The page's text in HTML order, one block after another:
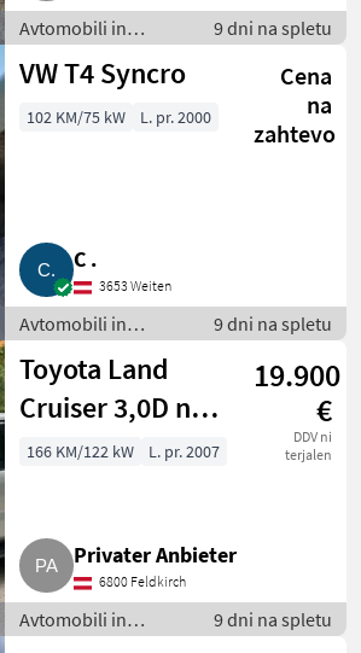
Avtomobili in
motorna kolesa /
Terensko vozilo -
9 dni na spletu
VW T4 Syncro
Cena
na
zahtevo
102 KM/75 kW L. pr. 2000
C .
3653 Weiten
Avtomobili in
motorna kolesa /
Terensko vozilo -
offroader
9 dni na spletu
Toyota Land
Cruiser 3,0D nur
169.000 km TÜV
19.900
€
DDV ni
terjalen
166 KM/122 kW L. pr. 2007
Privater Anbieter
6800 Feldkirch
Avtomobili in
motorna kolesa /
9 dni na spletu